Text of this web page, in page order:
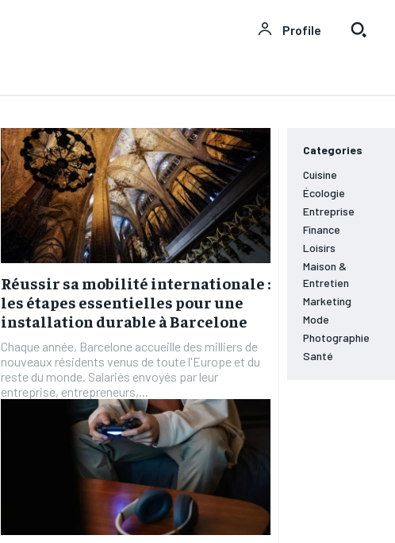
SANTÉ
MODE
FINANCE
VOYAGE
CUISINE
SPORT
ENTREPRISE
MARKETING
SANTÉ
MODE
FINANCE
VOYAGE
CUISINE
SPORT
ENTREPRISE
MARKETING
Profile
Réussir sa mobilité internationale :
les étapes essentielles pour une
installation durable à Barcelone
Chaque année, Barcelone accueille des milliers de
nouveaux résidents venus de toute l'Europe et du
reste du monde. Salariés envoyés par leur
entreprise, entrepreneurs,...
Categories
Cuisine
Écologie
Entreprise
Finance
Loisirs
Maison &
Entretien
Marketing
Mode
Photographie
Santé